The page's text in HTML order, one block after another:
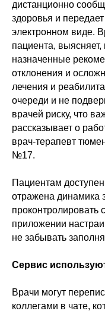
дистанционно
здоровья и
электронном виде.
пациента,
назначенные
отклонения и
лечения и
очереди и не
врачей риску, что
рассказывает о
врач-терапевт
№17.
Пациентам
отражена динамика
проконтролировать
приложении
не забывать
Сервис
Врачи могут
коллегами в чате,